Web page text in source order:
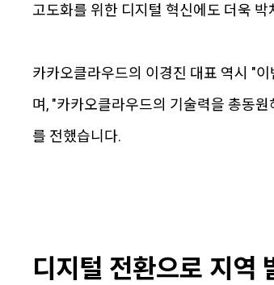
고도화를 위한 디지털 혁신에도 더욱
카카오클라우드의 이경진 대표 역시 "
며, "카카오클라우드의 기술력을 총동
를 전했습니다.
디지털 전환으로 지역